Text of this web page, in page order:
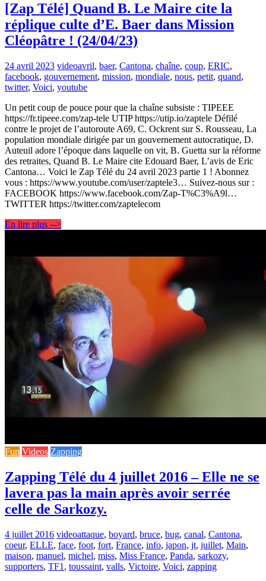
[Zap Télé] Quand B. Le Maire cite la
réplique culte d’E. Baer dans Mission
Cléopâtre ! (24/04/23)
24 avril 2023 videoavril, baer, Cantona, chaîne, coup, ERIC,
facebook, gouvernement, mission, mondiale, nous, petit, quand,
twitter, Voici, youtube
Un petit coup de pouce pour que la chaîne subsiste : TIPEEE
https://fr.tipeee.com/zap-tele UTIP https://utip.io/zaptele Défilé
contre le projet de l’autoroute A69, C. Ockrent sur S. Rousseau, La
population mondiale dirigée par un gouvernement autocratique, D.
Auteuil adore l’époque dans laquelle on vit, B. Guetta sur la réforme
des retraites, Quand B. Le Maire cite Edouard Baer, L’avis de Eric
Cantona… Voici le Zap Télé du 24 avril 2023 partie 1 ! Abonnez
vous : https://www.youtube.com/user/zaptele3… Suivez-nous sur :
FACEBOOK https://www.facebook.com/Zap-T%C3%A9l…
TWITTER https://twitter.com/zaptelecom
En lire plus -->
Fun Videos Zapping
Zapping Télé du 4 juillet 2016 – Elle ne se
lavera pas la main après avoir serrée
celle de Sarkozy.
4 juillet 2016 videoattaque, boyard, bruce, bug, canal, Cantona,
coeur, ELLE, face, foot, fort, France, info, japon, jt, juillet, Main,
maison, manuel, michel, miss, Miss France, Panda, sarkozy,
supporters, TF1 , toussaint, valls, Victoire, Voici, zapping